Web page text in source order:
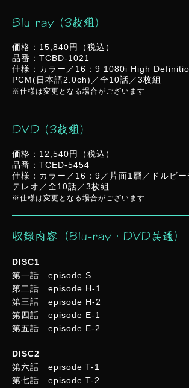
Blu-ray (3枚組)
価格：15,840円（税込）
品番：TCBD-1021
仕様：カラー／16：9 1080i High
PCM(日本語2.0ch)／全10話／3枚組
※仕様は変更となる場合がございます
DVD (3枚組)
価格：12,540円（税込）
品番：TCED-5454
仕様：カラー／16：9／片面1層／ドルビ
テレオ／全10話／3枚組
※仕様は変更となる場合がございます
収録内容（Blu-ray・DVD共通）
DISC1
第一話 episode S
第二話 episode H-1
第三話 episode H-2
第四話 episode E-1
第五話 episode E-2
DISC2
第六話 episode T-1
第七話 episode T-2